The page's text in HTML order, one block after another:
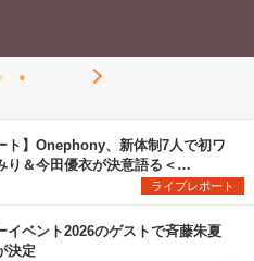
ト】Onephony、新体制7人で初ワ
り＆今田優衣が決意語る＜
制1st Oneman Live はじまりの夏
ライブレポート
イベント2026のゲストで斉藤朱夏
決定